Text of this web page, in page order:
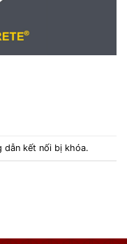
dẫn kết nối bị khóa.